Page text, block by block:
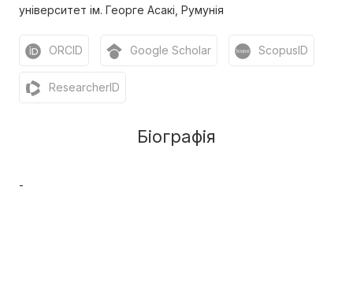
університет ім. Георге Асакі, Румунія
ORCID Google Scholar ScopusID
ResearcherID
Біографія
-